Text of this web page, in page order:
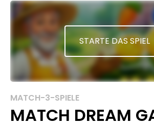
STARTE DAS SPIEL
MATCH-3-SPIELE
MATCH DREAM